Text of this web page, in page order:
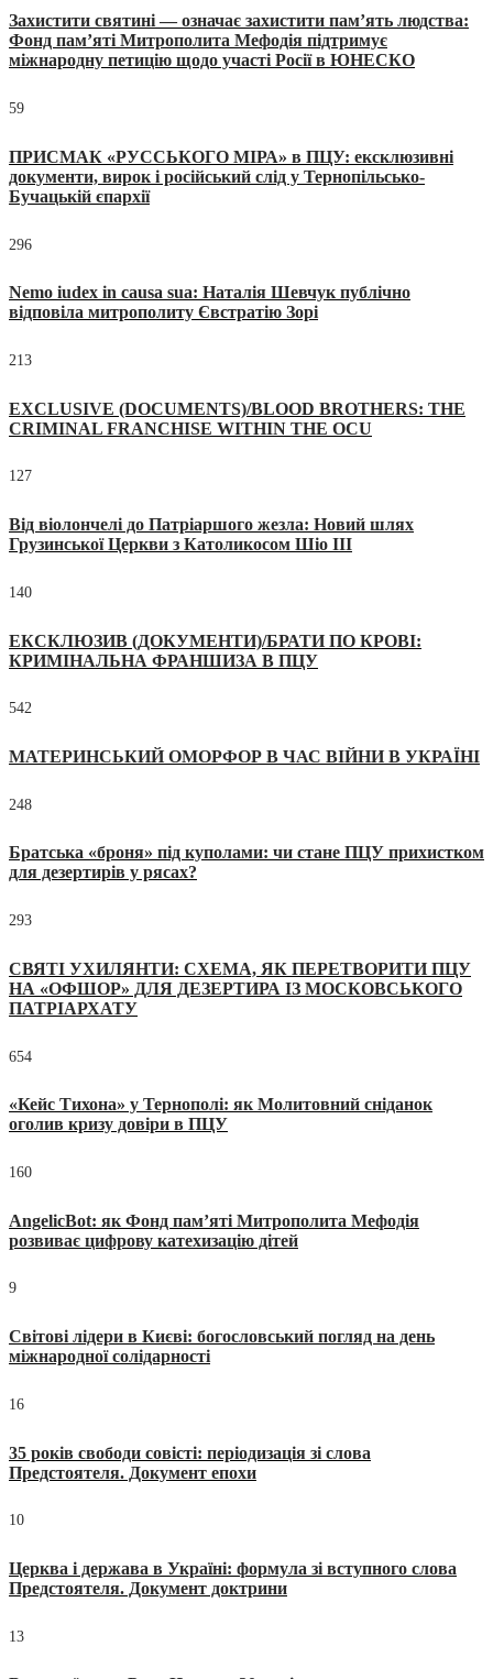
Захистити святині — означає захистити пам’ять людства:
Фонд пам’яті Митрополита Мефодія підтримує
міжнародну петицію щодо участі Росії в ЮНЕСКО
59
ПРИСМАК «РУССЬКОГО МІРА» в ПЦУ: ексклюзивні
документи, вирок і російський слід у Тернопільсько-
Бучацькій єпархії
296
Nemo iudex in causa sua: Наталія Шевчук публічно
відповіла митрополиту Євстратію Зорі
213
EXCLUSIVE (DOCUMENTS)/BLOOD BROTHERS: THE
CRIMINAL FRANCHISE WITHIN THE OCU
127
Від віолончелі до Патріаршого жезла: Новий шлях
Грузинської Церкви з Католикосом Шіо III
140
ЕКСКЛЮЗИВ (ДОКУМЕНТИ)/БРАТИ ПО КРОВІ:
КРИМІНАЛЬНА ФРАНШИЗА В ПЦУ
542
МАТЕРИНСЬКИЙ ОМОРФОР В ЧАС ВІЙНИ В УКРАЇНІ
248
Братська «броня» під куполами: чи стане ПЦУ прихистком
для дезертирів у рясах?
293
СВЯТІ УХИЛЯНТИ: СХЕМА, ЯК ПЕРЕТВОРИТИ ПЦУ
НА «ОФШОР» ДЛЯ ДЕЗЕРТИРА ІЗ МОСКОВСЬКОГО
ПАТРІАРХАТУ
654
«Кейс Тихона» у Тернополі: як Молитовний сніданок
оголив кризу довіри в ПЦУ
160
AngelicBot: як Фонд пам’яті Митрополита Мефодія
розвиває цифрову катехизацію дітей
9
Світові лідери в Києві: богословський погляд на день
міжнародної солідарності
16
35 років свободи совісті: періодизація зі слова
Предстоятеля. Документ епохи
10
Церква і держава в Україні: формула зі вступного слова
Предстоятеля. Документ доктрини
13